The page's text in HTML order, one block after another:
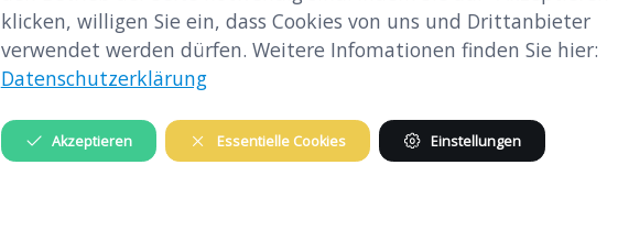
klicken, willigen Sie ein, dass Cookies von uns und Drittanbieter
verwendet werden dürfen. Weitere Infomationen finden Sie hier:
Datenschutzerklärung
Akzeptieren Essentielle Cookies Einstellungen